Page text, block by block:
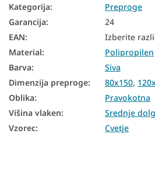
Preproge
Preproge
Preproge
Kategorija:
Preproge
Garancija:
24
EAN:
Izberite
Material:
Polipropilen
Barva:
Siva
Dimenzija preproge: 80x150,
Oblika:
Pravokotna
Višina vlaken:
Srednje
Vzorec: Cvetje